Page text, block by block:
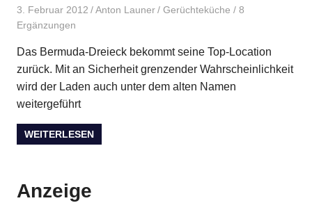
3. Februar 2012 Anton Launer Gerüchteküche / 8
Ergänzungen
Das Bermuda-Dreieck bekommt seine Top-Location
zurück. Mit an Sicherheit grenzender Wahrscheinlichkeit
wird der Laden auch unter dem alten Namen
weitergeführt
WEITERLESEN
Anzeige